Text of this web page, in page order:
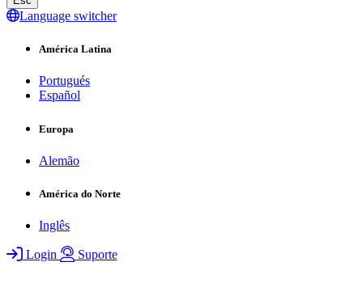
Language switcher
América Latina
Portugués
Español
Europa
Alemão
América do Norte
Inglês
Login Suporte